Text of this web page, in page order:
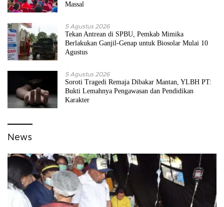
Massal
5 Agustus 2026
Tekan Antrean di SPBU, Pemkab Mimika
Berlakukan Ganjil-Genap untuk Biosolar Mulai 10
Agustus
5 Agustus 2026
Soroti Tragedi Remaja Dibakar Mantan, YLBH PT:
Bukti Lemahnya Pengawasan dan Pendidikan
Karakter
News